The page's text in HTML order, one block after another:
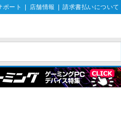
ポート 店舗情報 請求書払いについて